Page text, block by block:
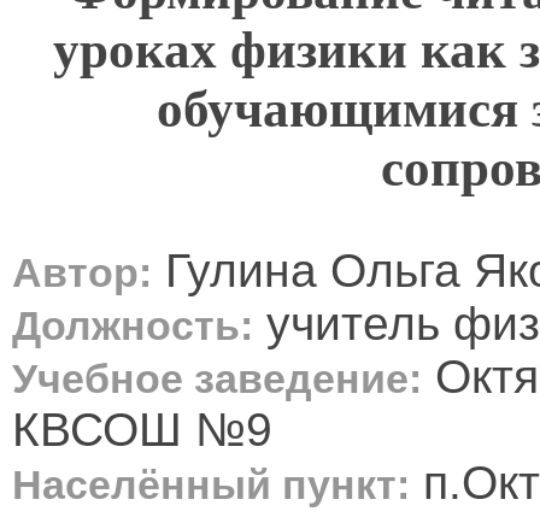
уроках физики как
обучающимися
Автор: Гулина Ольга
Должность: учитель
Учебное заведение:
КВСОШ №9
Населённый пункт: